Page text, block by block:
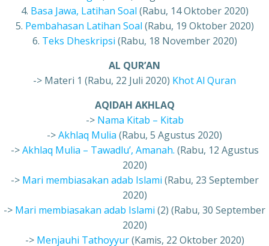
4. Basa Jawa, Latihan Soal (Rabu, 14 Oktober 2020)
5. Pembahasan Latihan Soal (Rabu, 19 Oktober 2020)
6. Teks Dheskripsi (Rabu, 18 November 2020)
AL QUR’AN
-> Materi 1 (Rabu, 22 Juli 2020) Khot Al Quran
AQIDAH AKHLAQ
-> Nama Kitab – Kitab
->Akhlaq Mulia (Rabu, 5 Agustus 2020)
->Akhlaq Mulia – Tawadlu’, Amanah. (Rabu, 12 Agustus
2020)
-> Mari membiasakan adab Islami (Rabu, 23 September
2020)
-> Mari membiasakan adab Islami (2) (Rabu, 30 September
2020)
-> Menjauhi Tathoyyur(Kamis, 22 Oktober 2020)